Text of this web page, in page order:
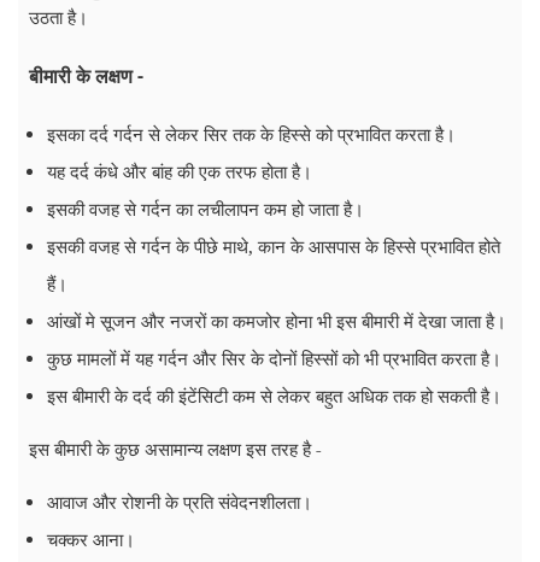
उठता है।
बीमारी के लक्षण -
इसका दर्द गर्दन से लेकर सिर तक के हिस्से को प्रभावित करता है।
यह दर्द कंधे और बांह की एक तरफ होता है।
इसकी वजह से गर्दन का लचीलापन कम हो जाता है।
इसकी वजह से गर्दन के पीछे माथे, कान के आसपास के हिस्से प्रभावित होते
हैं।
आंखों मे सूजन और नजरों का कमजोर होना भी इस बीमारी में देखा जाता है।
कुछ मामलों में यह गर्दन और सिर के दोनों हिस्सों को भी प्रभावित करता है।
इस बीमारी के दर्द की इंटेंसिटी कम से लेकर बहुत अधिक तक हो सकती है।
इस बीमारी के कुछ असामान्य लक्षण इस तरह है -
आवाज और रोशनी के प्रति संवेदनशीलता।
चक्कर आना।